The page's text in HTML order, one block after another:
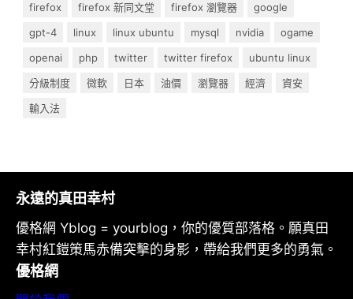
firefox
firefox 新同文堂 firefox 瀏覽器
google
gpt-4
linux linux ubuntu mysql nvidia
ogame
openai
php twitter twitter firefox
ubuntu linux
分級制度
微軟 日本 油價 瀏覽器 經濟
資安
輸入法
永遠的真田幸村
優格網 Yblog = yourblog，你的優質部落格。願真田
幸村紅鎧策馬赤備突擊的身影，帶給我們更多的勇氣。
優格網